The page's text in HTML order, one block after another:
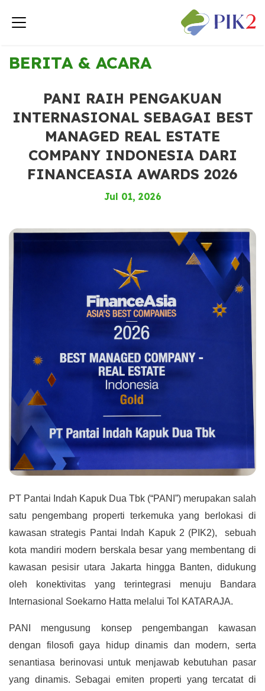
< Kembali ke Berita & Acara
BERITA & ACARA
PANI RAIH PENGAKUAN
INTERNASIONAL SEBAGAI BEST
MANAGED REAL ESTATE
COMPANY INDONESIA DARI
FINANCEASIA AWARDS 2026
Jul 01, 2026
PT Pantai Indah Kapuk Dua Tbk (“PANI”) merupakan salah
satu pengembang properti terkemuka yang berlokasi di
kawasan strategis Pantai Indah Kapuk 2 (PIK2), sebuah
kota mandiri modern berskala besar yang membentang di
kawasan pesisir utara Jakarta hingga Banten, didukung
oleh konektivitas yang terintegrasi menuju Bandara
Internasional Soekarno Hatta melalui Tol KATARAJA.
PANI mengusung konsep pengembangan kawasan
dengan filosofi gaya hidup dinamis dan modern, serta
senantiasa berinovasi untuk menjawab kebutuhan pasar
yang dinamis. Sebagai emiten properti yang tercatat di